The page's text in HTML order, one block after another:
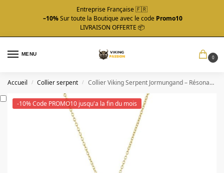
Entreprise Française 🇫🇷
–10%Sur toute la Boutique avec le code Promo10
LIVRAISON OFFERTE 📦
MENU
0
Accueil / Collier serpent / Collier Viking Serpent Jormungand – Résonance Primordiale
-10% Code PROMO10 jusqu'a la fin du mois